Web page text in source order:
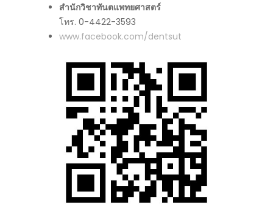
สำนักวิชาทันตแพทยศาสตร์
โทร. 0-4422-3593
www.facebook.com/dentsut